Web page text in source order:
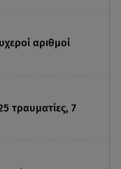
αριθμοί
τραυματίες, 7